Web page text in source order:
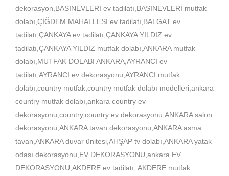
dekorasyon,BASINEVLERİ ev tadilatı,BASINEVLERİ mutfak
dolabı,ÇİĞDEM MAHALLESİ ev tadilatı,BALGAT ev
tadilatı,ÇANKAYA ev tadilatı,ÇANKAYA YILDIZ ev
tadilatı,ÇANKAYA YILDIZ mutfak dolabı,ANKARA mutfak
dolabı,MUTFAK DOLABI ANKARA,AYRANCI ev
tadilatı,AYRANCI ev dekorasyonu,AYRANCI mutfak
dolabı,country mutfak,country mutfak dolabı modelleri,ankara
country mutfak dolabı,ankara country ev
dekorasyonu,country,country ev dekorasyonu,ANKARA salon
dekorasyonu,ANKARA tavan dekorasyonu,ANKARA asma
tavan,ANKARA duvar ünitesi,AHŞAP tv dolabı,ANKARA yatak
odası dekorasyonu,EV DEKORASYONU,ankara EV
DEKORASYONU,AKDERE ev tadilatı, AKDERE mutfak